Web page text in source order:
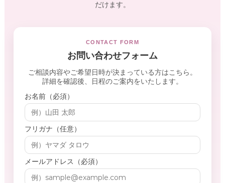
だけます。
CONTACT FORM
お問い合わせフォーム
ご相談内容やご希望日時が決まっている方はこちら。
詳細を確認後、日程のご案内をいたします。
お名前（必須）
フリガナ（任意）
メールアドレス（必須）